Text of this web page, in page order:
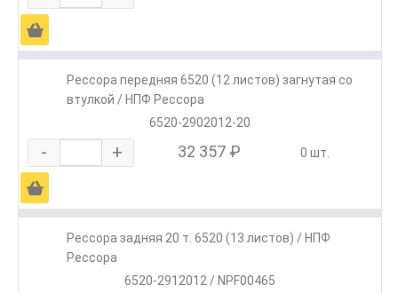
Ä
Рессора передняя 6520 (12 листов) загнутая со
втулкой / НПФ Рессора
6520-2902012-20
- + 32 357 ₽ 0 шт.
Ä
Рессора задняя 20 т. 6520 (13 листов) / НПФ
Рессора
6520-2912012 / NPF00465